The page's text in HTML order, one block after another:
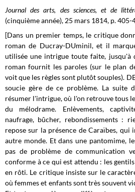
Journal des arts, des sciences, et de
(cinquième année), 25 mars 1814, p. 405-
[Dans un premier temps, le critique
roman de Ducray-DUminil, et il
utilisée une intrigue toute faite, jusqu'à
roman fournit les paroles (sur le plan
voit que les règles sont plutôt souples).
soucie gère de ce problème. La suite
résumer l'intrigue, où l'on retrouve tous
du mélodrame. Enlèvements,
naufrage, bûcher, rebondissements :
repose sur la présence de Caraïbes,
autre monde. Et dans une pantomime,
pas de problème de communication
conforme à ce qui est attendu : les
en rôti. Le critique insiste sur le
où femmes et enfants sont très souvent